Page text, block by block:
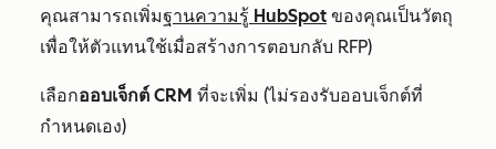
คุณสามารถเพิ่มฐานความรู้ HubSpot ของคุณเป็นวัตถุ
เพื่อให้ตัวแทนใช้เมื่อสร้างการตอบกลับ RFP)
เลือกออบเจ็กต์ CRM ที่จะเพิ่ม (ไม่รองรับออบเจ็กต์ที่
กำหนดเอง)